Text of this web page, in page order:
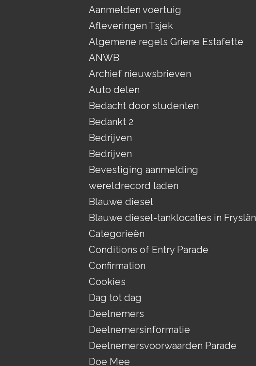
Aanmelden voertuig
Afleveringen Tsjek
Algemene regels Griene Estafette
ANWB
Archief nieuwsbrieven
Auto delen
Bedacht door studenten
Bedankt 2
Bedrijven
Bedrijven
Bevestiging aanmelding
wereldrecord laden
Blauwe diesel
Blauwe diesel-tanklocaties in Fryslân
Categorieën
Conditions of Entry Parade
Confirmation
Cookies
Dag tot dag
Deelnemers
Deelnemersinformatie
Deelnemersvoorwaarden Parade
Doe Mee